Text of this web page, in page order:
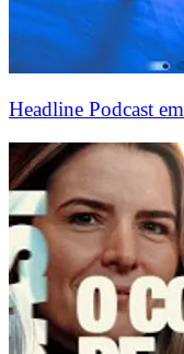
Headline Podcast